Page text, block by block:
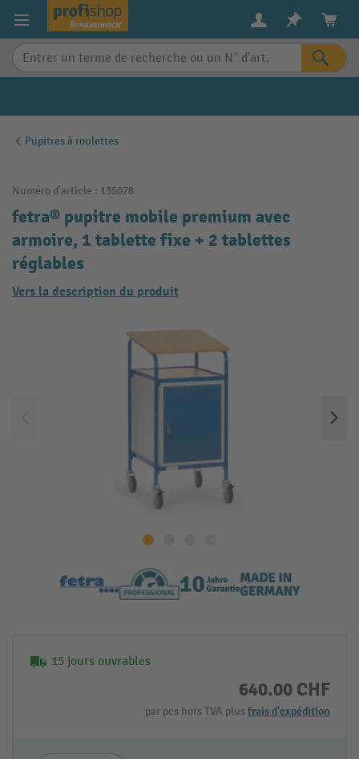
content
Pupitres à roulettes
Numéro d'article : 135078
fetra® pupitre mobile premium avec
armoire, 1 tablette fixe + 2 tablettes
réglables
Vers la description du produit
15 jours ouvrables
640.00 CHF
par pcs hors TVA plus frais d'expédition